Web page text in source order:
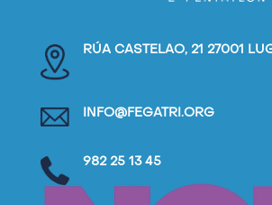
RÚA CASTELAO, 21 27001
INFO@FEGATRI.ORG
982 25 13 45